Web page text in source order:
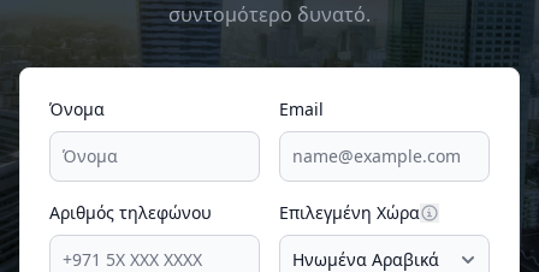
συντομότερο δυνατό.
Όνομα Email
Αριθμός τηλεφώνου Επιλεγμένη Χώρα